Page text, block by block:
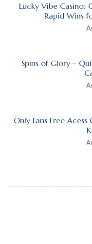
Lucky Vibe Casino:
Rapid Wins
Spins of Glory –
Only Fans Free Acess